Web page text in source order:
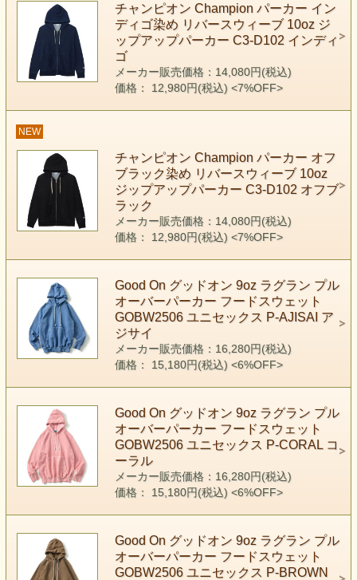
チャンピオン Champion パーカー イン
ディゴ染め リバースウィーブ 10oz ジ
ップアップパーカー C3-D102 インディ
ゴ
メーカー販売価格：14,080円(税込)
価格： 12,980円(税込) <7%OFF>
NEW
チャンピオン Champion パーカー オフ
ブラック染め リバースウィーブ 10oz
ジップアップパーカー C3-D102 オフブ
ラック
メーカー販売価格：14,080円(税込)
価格： 12,980円(税込) <7%OFF>
Good On グッドオン 9oz ラグラン プル
オーバーパーカー フードスウェット
GOBW2506 ユニセックス P-AJISAI ア
ジサイ
メーカー販売価格：16,280円(税込)
価格： 15,180円(税込) <6%OFF>
Good On グッドオン 9oz ラグラン プル
オーバーパーカー フードスウェット
GOBW2506 ユニセックス P-CORAL コ
ーラル
メーカー販売価格：16,280円(税込)
価格： 15,180円(税込) <6%OFF>
Good On グッドオン 9oz ラグラン プル
オーバーパーカー フードスウェット
GOBW2506 ユニセックス P-BROWN